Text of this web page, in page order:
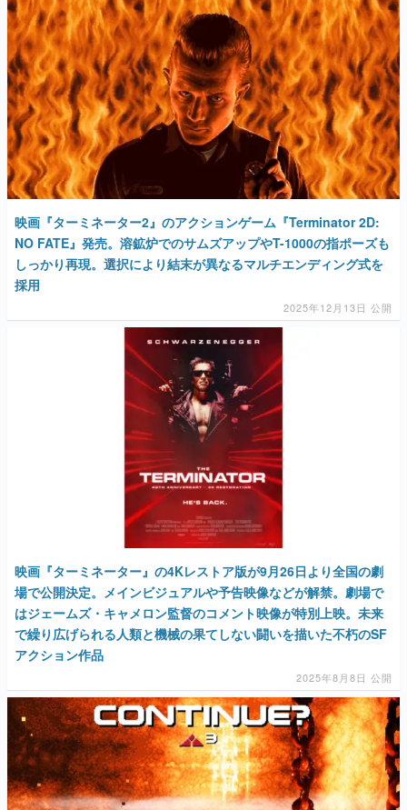
カテゴリ
特集記事
マンガ
女性向け
アプリレビュー
その他
電ファミニコゲーマーとは？
運営：株式会社マレ
映画『ターミネーター2』のアクションゲーム『Terminator 2D:
NO FATE』発売。溶鉱炉でのサムズアップやT-1000の指ポーズも
しっかり再現。選択により結末が異なるマルチエンディング式を
採用
2025年12月13日 公開
映画『ターミネーター』の4Kレストア版が9月26日より全国の劇
場で公開決定。メインビジュアルや予告映像などが解禁。劇場で
はジェームズ・キャメロン監督のコメント映像が特別上映。未来
で繰り広げられる人類と機械の果てしない闘いを描いた不朽のSF
アクション作品
2025年8月8日 公開